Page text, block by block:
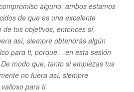
alguno, ambos estamos
de que es una excelente
tus objetivos, entonces sí,
así, siempre obtendrás algún
para ti, porque.. .en esta sesión
modo que, tanto si empiezas tus
no fuera así, siempre
para ti.